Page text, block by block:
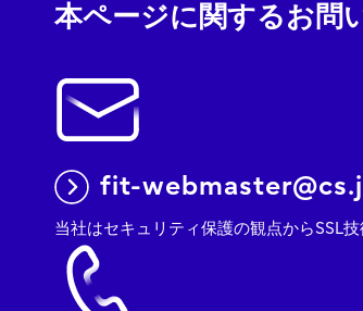
本ページに関するお問
fit-
当社はセキュリティ保護の観点からSSL技